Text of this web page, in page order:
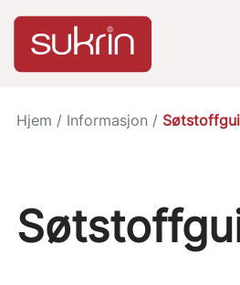
Hjem / Informasjon /